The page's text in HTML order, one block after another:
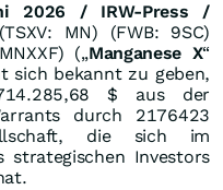
2026 / IRW-Press /
MN) (FWB: 9SC)
(„Manganese X“
sich bekannt zu geben,
$ aus der
durch 2176423
die sich im
strategischen Investors